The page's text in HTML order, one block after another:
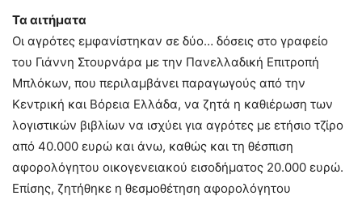
Τα αιτήματα
Οι αγρότες εμφανίστηκαν σε δύο… δόσεις στο γραφείο
του Γιάννη Στουρνάρα με την Πανελλαδική Επιτροπή
Μπλόκων, που περιλαμβάνει παραγωγούς από την
Κεντρική και Βόρεια Ελλάδα, να ζητά η καθιέρωση των
λογιστικών βιβλίων να ισχύει για αγρότες με ετήσιο τζίρο
από 40.000 ευρώ και άνω, καθώς και τη θέσπιση
αφορολόγητου οικογενειακού εισοδήματος 20.000 ευρώ.
Επίσης, ζητήθηκε η θεσμοθέτηση αφορολόγητου